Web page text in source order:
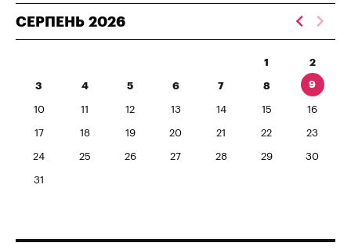
СЕРПЕНЬ 2026
1 2
3 4 5 6 7 8 9
10 11 12 13 14 15 16
17 18 19 20 21 22 23
24 25 26 27 28 29 30
31